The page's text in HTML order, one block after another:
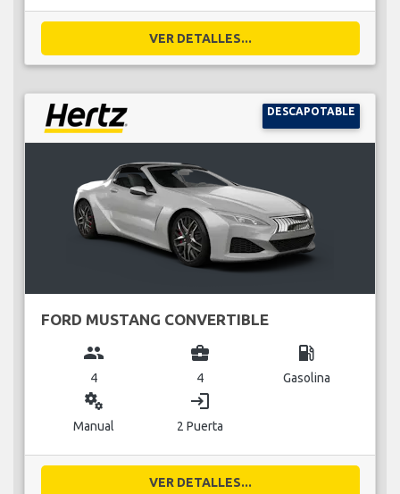
VER DETALLES...
DESCAPOTABLE
FORD MUSTANG CONVERTIBLE
group
4
business_center
4
local_gas_station
Gasolina
miscellaneous_services
Manual
login
2 Puerta
VER DETALLES...